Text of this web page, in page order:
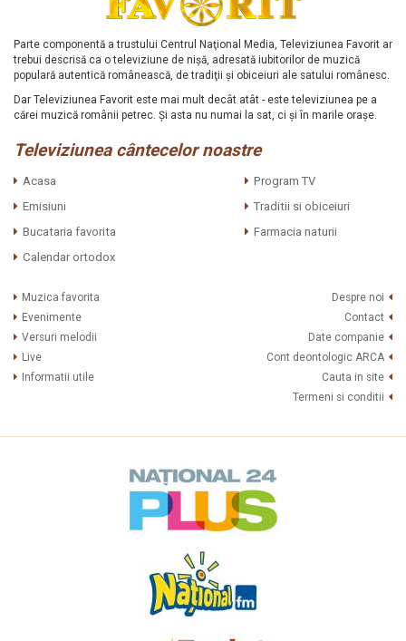
Parte componentă a trustului Centrul Naţional Media, Televiziunea Favorit ar
trebui descrisă ca o televiziune de nişă, adresată iubitorilor de muzică
populară autentică românească, de tradiţii şi obiceiuri ale satului românesc.
Dar Televiziunea Favorit este mai mult decât atât - este televiziunea pe a
cărei muzică românii petrec. Şi asta nu numai la sat, ci şi în marile oraşe.
Televiziunea cântecelor noastre
Acasa
Program TV
Emisiuni
Traditii si obiceiuri
Bucataria favorita
Farmacia naturii
Calendar ortodox
Muzica favorita
Evenimente
Versuri melodii
Live
Informatii utile
Despre noi
Contact
Date companie
Cont deontologic ARCA
Cauta in site
Termeni si conditii